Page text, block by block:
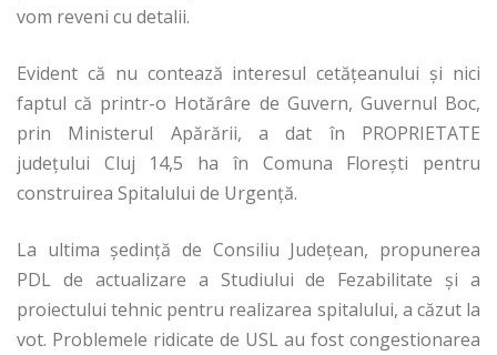
vom reveni cu detalii.
Evident că nu contează interesul cetăţeanului şi nici
faptul că printr-o Hotărâre de Guvern, Guvernul Boc,
prin Ministerul Apărării, a dat în PROPRIETATE
județului Cluj 14,5 ha în Comuna Florești pentru
construirea Spitalului de Urgență.
La ultima şedinţă de Consiliu Județean, propunerea
PDL de actualizare a Studiului de Fezabilitate şi a
proiectului tehnic pentru realizarea spitalului, a căzut la
vot. Problemele ridicate de USL au fost congestionarea